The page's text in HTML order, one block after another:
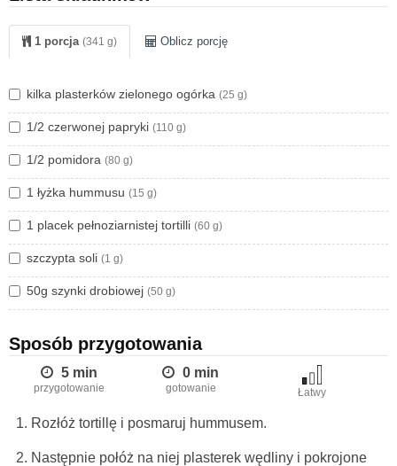
Jeżeli zostanie Wam trochę placków tortilii, polecam
wykorzystać je do przygotowaniaPizzy na tortilii z awokado
czosnkowym.
A w wolnej chwilii polecam Wam artykuł:
roślin strączkowych.
1 porcja (341 g) Oblicz porcję
kilka plasterków zielonego ogórka (25 g)
1/2 czerwonej papryki (110 g)
1/2 pomidora (80 g)
1 łyżka hummusu (15 g)
1 placek pełnoziarnistej tortilli (60 g)
szczypta soli (1 g)
50g szynki drobiowej (50 g)
Sposób przygotowania
5 min
przygotowanie
0 min
gotowanie Łatwy
Rozłóż tortillę i posmaruj hummusem.
Następnie połóż na niej plasterek wędliny i pokrojone